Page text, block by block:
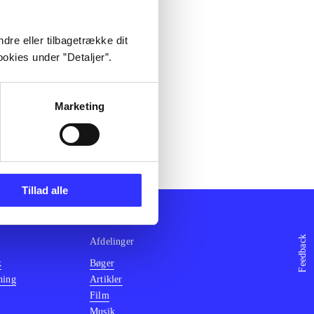
eller tilbagetrække dit
under ”Detaljer”.
Marketing
Tillad alle
Feedback
Afdelinger
Bøger
Artikler
Film
Musik